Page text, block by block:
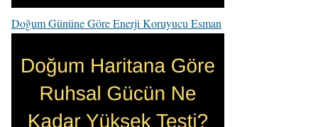
Doğum Gününe Göre Enerji Koruyucu Esman